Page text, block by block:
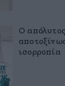
Ο
ισορροπία